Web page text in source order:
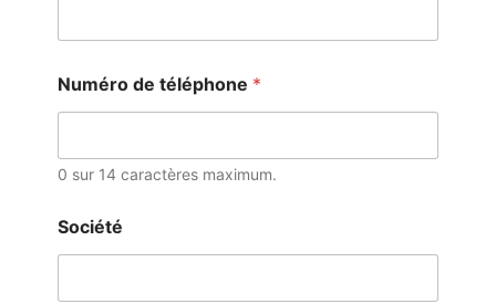
Numéro de téléphone *
0 sur 14 caractères maximum.
Société